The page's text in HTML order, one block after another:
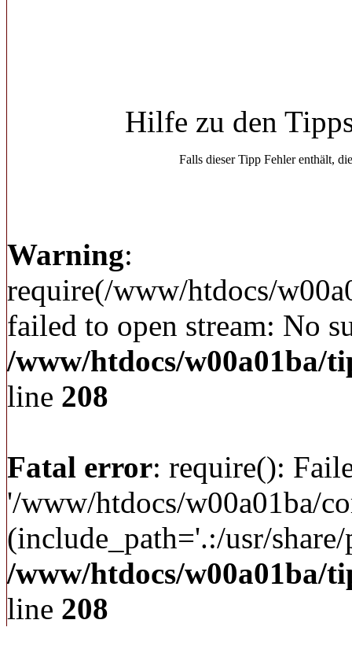
Hilfe zu den
Falls dieser Tipp Fehler enthält,
Warning:
require(/www/htdocs/
failed to open stream: No
/www/htdocs/w00a01ba/
line 208
Fatal error: require():
'/www/htdocs/w00a01ba/
(include_path='.:/usr/
/www/htdocs/w00a01ba/
line 208